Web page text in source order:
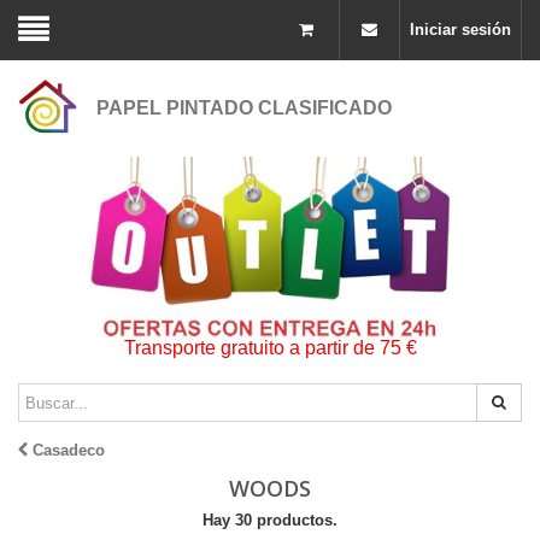
Iniciar sesión
PAPEL PINTADO CLASIFICADO
Transporte gratuito a partir de 75 €
Casadeco
WOODS
Hay 30 productos.